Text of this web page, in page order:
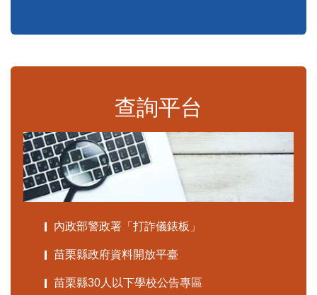
查詢平台
內政部警政署「打詐儀錶板」
苗栗縣政府資料開放平臺
苗栗縣30人以下學校公告專區